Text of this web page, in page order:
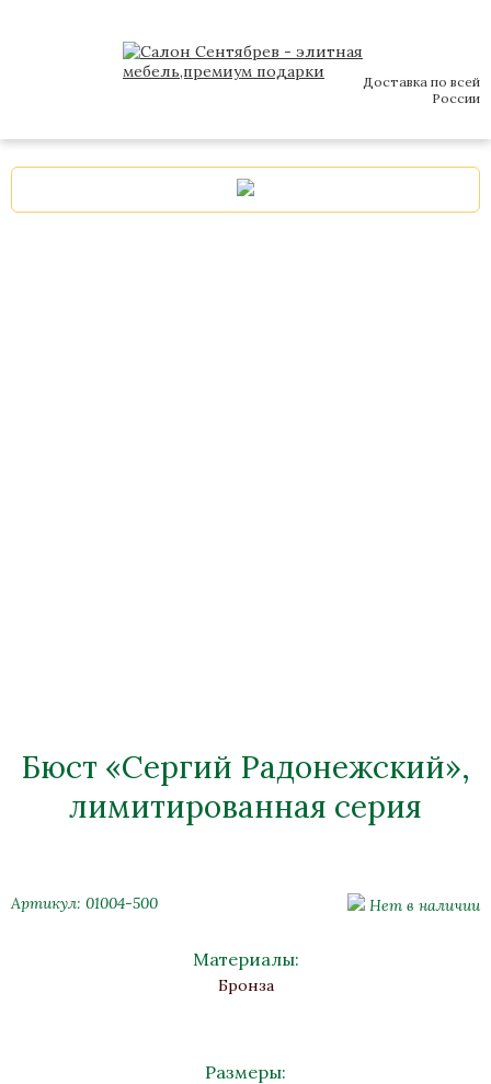
Доставка по всей
России
Бюст «Сергий Радонежский»,
лимитированная серия
Артикул: 01004-500 Нет в наличии
Материалы:
Бронза
Размеры: